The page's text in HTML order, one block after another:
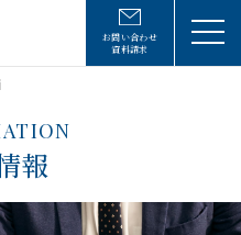
お問い合わせ
資料請求
報